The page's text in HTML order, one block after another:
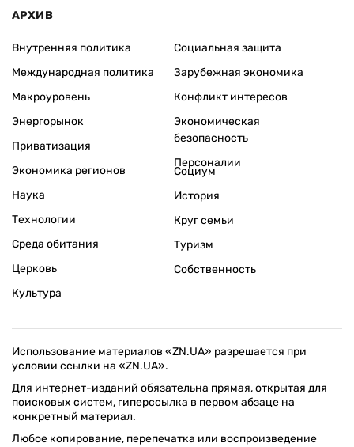
АРХИВ
Внутренняя политика
Международная политика
Макроуровень
Энергорынок
Приватизация
Экономика регионов
Социальная защита
Зарубежная экономика
Конфликт интересов
Экономическая
безопасность
Персоналии
Наука
Технологии
Среда обитания
Церковь
Культура
Социум
История
Круг семьи
Туризм
Собственность
Использование материалов «ZN.UA» разрешается при
условии ссылки на «ZN.UA».
Для интернет-изданий обязательна прямая, открытая для
поисковых систем, гиперссылка в первом абзаце на
конкретный материал.
Любое копирование, перепечатка или воспроизведение